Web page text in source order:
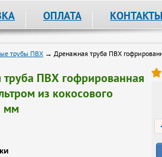
ОПЛАТА КОНТАКТЫ
трубы ПВХ → Дренажная труба ПВХ
ПВХ гофрированная
из кокосового
мм